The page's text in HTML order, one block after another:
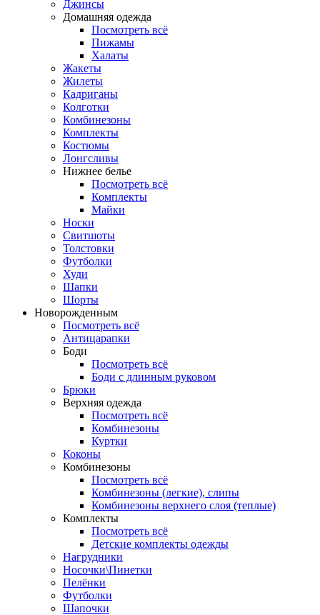
Джинсы
Домашняя одежда
Посмотреть всё
Пижамы
Халаты
Жакеты
Жилеты
Кадриганы
Колготки
Комбинезоны
Комплекты
Костюмы
Лонгсливы
Нижнее белье
Посмотреть всё
Комплекты
Майки
Носки
Свитшоты
Толстовки
Футболки
Худи
Шапки
Шорты
Новорожденным
Посмотреть всё
Антицарапки
Боди
Посмотреть всё
Боди с длинным руковом
Брюки
Верхняя одежда
Посмотреть всё
Комбинезоны
Куртки
Коконы
Комбинезоны
Посмотреть всё
Комбинезоны (легкие), слипы
Комбинезоны верхнего слоя (теплые)
Комплекты
Посмотреть всё
Детские комплекты одежды
Нагрудники
Носочки\Пинетки
Пелёнки
Футболки
Шапочки